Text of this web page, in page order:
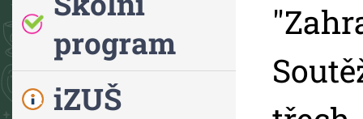
program
iZUŠ